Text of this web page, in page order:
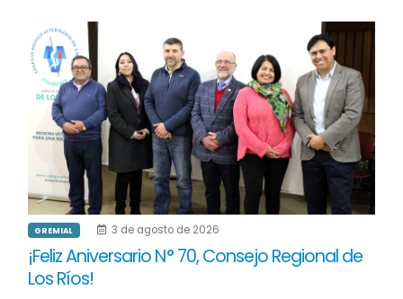
GREMIAL 3 de agosto de 2026
¡Feliz Aniversario N° 70, Consejo Regional de
Los Ríos!